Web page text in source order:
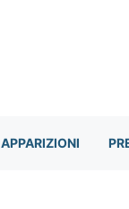
APPARIZIONI